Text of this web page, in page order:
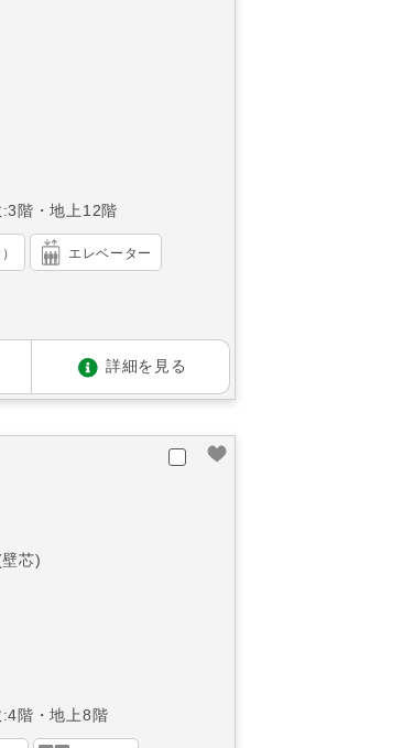
:3階・地上12階
エレベーター
詳細を見る
芯)
:4階・地上8階